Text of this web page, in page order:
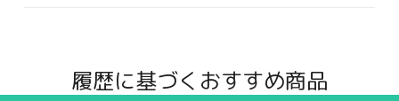
履歴に基づくおすすめ商品